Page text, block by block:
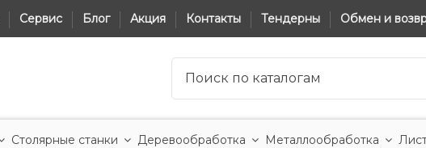
Сервис Блог Акция Контакты Тендерны Обмен и
Столярные станки Деревообработка Металлообработка